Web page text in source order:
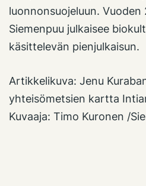
luonnonsuojeluun. Vuoden
Siemenpuu julkaisee
käsittelevän pienjulkaisun.
Artikkelikuva: Jenu
yhteisömetsien kartta
Kuvaaja: Timo Kuronen /